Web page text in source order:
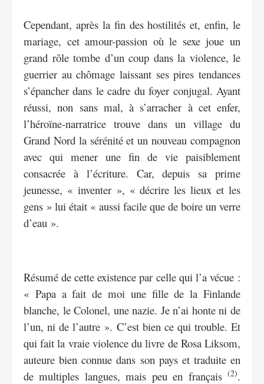
Cependant, après la fin des hostilités et, enfin, le
mariage, cet amour-passion où le sexe joue un
grand rôle tombe d’un coup dans la violence, le
guerrier au chômage laissant ses pires tendances
s’épancher dans le cadre du foyer conjugal. Ayant
réussi, non sans mal, à s’arracher à cet enfer,
l’héroïne-narratrice trouve dans un village du
Grand Nord la sérénité et un nouveau compagnon
avec qui mener une fin de vie paisiblement
consacrée à l’écriture. Car, depuis sa prime
jeunesse, « inventer », « décrire les lieux et les
gens » lui était « aussi facile que de boire un verre
d’eau ».
Résumé de cette existence par celle qui l’a vécue :
« Papa a fait de moi une fille de la Finlande
blanche, le Colonel, une nazie. Je n’ai honte ni de
l’un, ni de l’autre ». C’est bien ce qui trouble. Et
qui fait la vraie violence du livre de Rosa Liksom,
auteure bien connue dans son pays et traduite en
de multiples langues, mais peu en français (2).